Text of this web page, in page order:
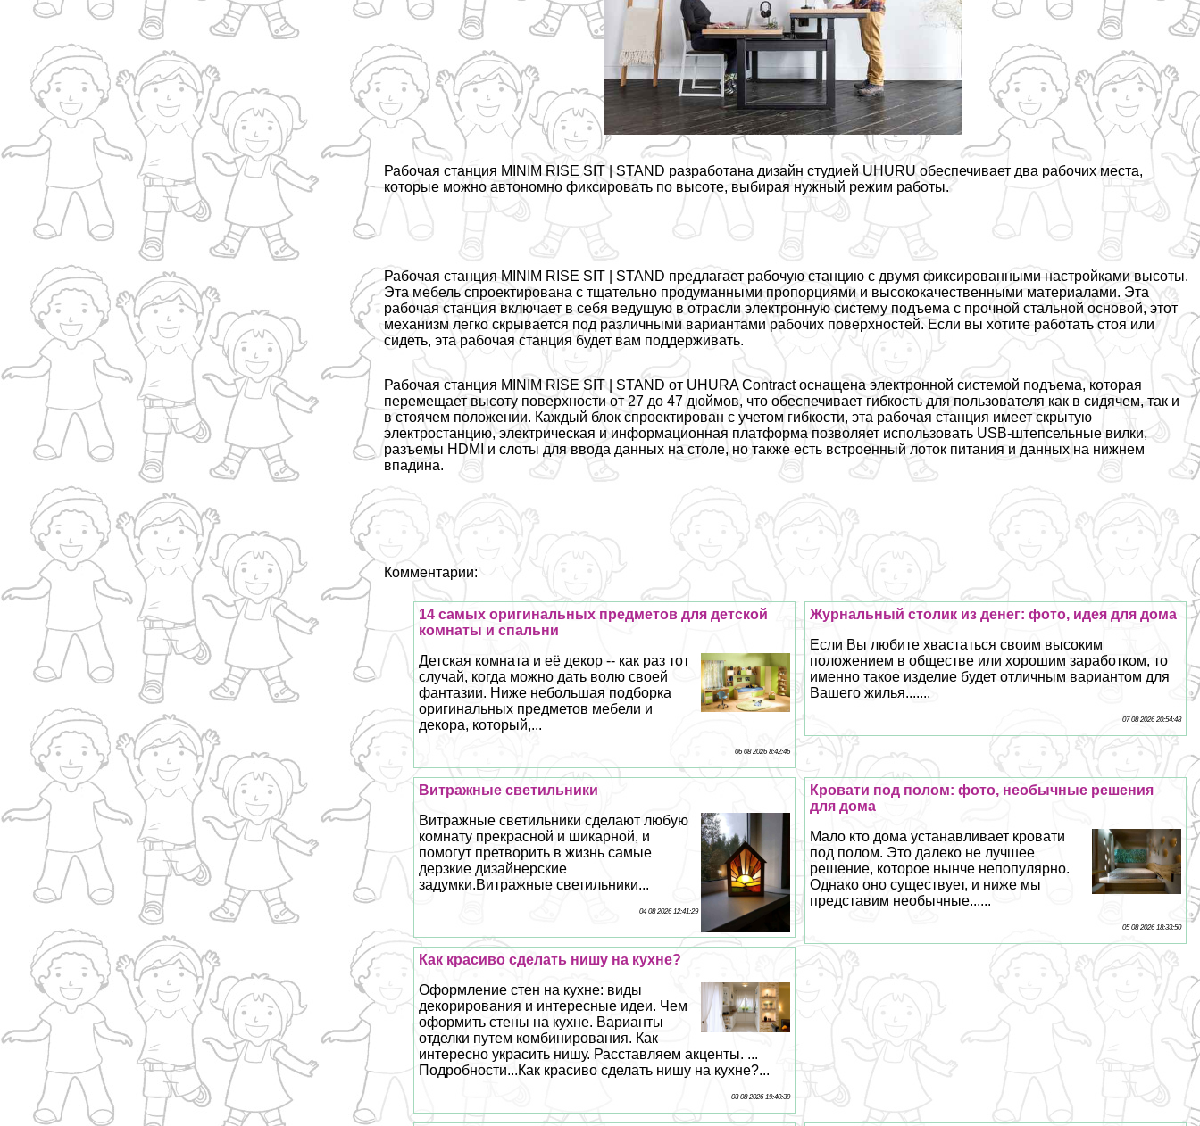
Рабочая станция MINIM RISE SIT | STAND разработана дизайн студией UHURU обеспечивает два рабочих места,
которые можно автономно фиксировать по высоте, выбирая нужный режим работы.
Рабочая станция MINIM RISE SIT | STAND предлагает рабочую станцию с двумя фиксированными настройками высоты.
Эта мебель спроектирована с тщательно продуманными пропорциями и высококачественными материалами. Эта
рабочая станция включает в себя ведущую в отрасли электронную систему подъема с прочной стальной основой, этот
механизм легко скрывается под различными вариантами рабочих поверхностей. Если вы хотите работать стоя или
сидеть, эта рабочая станция будет вам поддерживать.
Рабочая станция MINIM RISE SIT | STAND от UHURA Contract оснащена электронной системой подъема, которая
перемещает высоту поверхности от 27 до 47 дюймов, что обеспечивает гибкость для пользователя как в сидячем, так и
в стоячем положении. Каждый блок спроектирован с учетом гибкости, эта рабочая станция имеет скрытую
электростанцию, электрическая и информационная платформа позволяет использовать USB-штепсельные вилки,
разъемы HDMI и слоты для ввода данных на столе, но также есть встроенный лоток питания и данных на нижнем
впадина.
Комментарии:
Журнальный столик из денег: фото, идея для дома
Если Вы любите хвастаться своим высоким
положением в обществе или хорошим заработком, то
именно такое изделие будет отличным вариантом для
Вашего жилья.......
07 08 2026 20:54:48
14 самых оригинальных предметов для детской
комнаты и спальни
Детская комната и её декор -- как раз тот
случай, когда можно дать волю своей
фантазии. Ниже небольшая подборка
оригинальных предметов мебели и
декора, который,...
06 08 2026 8:42:46
Кровати под полом: фото, необычные решения
для дома
Мало кто дома устанавливает кровати
под полом. Это далеко не лучшее
решение, которое нынче непопулярно.
Однако оно существует, и ниже мы
представим необычные......
05 08 2026 18:33:50
Витражные светильники
Витражные светильники сделают любую
комнату прекрасной и шикарной, и
помогут претворить в жизнь самые
дерзкие дизайнерские
задумки.Витражные светильники...
04 08 2026 12:41:29
Как красиво сделать нишу на кухне?
Оформление стен на кухне: виды
декорирования и интересные идеи. Чем
оформить стены на кухне. Варианты
отделки путем комбинирования. Как
интересно украсить нишу. Расставляем акценты. ...
Подробности...Как красиво сделать нишу на кухне?...
03 08 2026 19:40:39